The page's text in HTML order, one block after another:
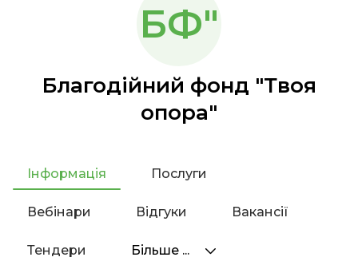
БФ"
Благодійний фонд "Твоя
опора"
Інформація Послуги
Вебінари Відгуки Вакансії
Тендери Більше ...